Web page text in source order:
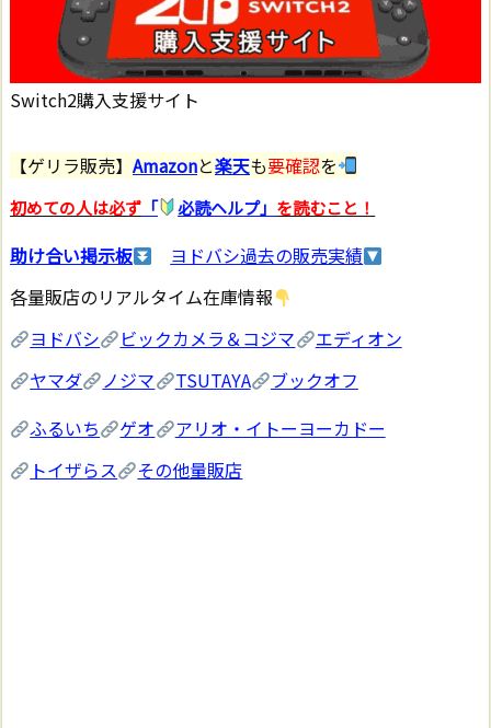
Switch2購入支援サイト
【ゲリラ販売】 Amazonと楽天も要確認を
初めての人は必ず 「 必読ヘルプ」 を読むこと！
助け合い掲示板
ヨドバシ過去の販売実績
各量販店のリアルタイム在庫情報
ヨドバシ
ビックカメラ＆コジマ
エディオン
ヤマダ
ノジマ TSUTAYA
ブックオフ
ふるいち
ゲオ
アリオ・イトーヨーカドー
トイザらス
その他量販店